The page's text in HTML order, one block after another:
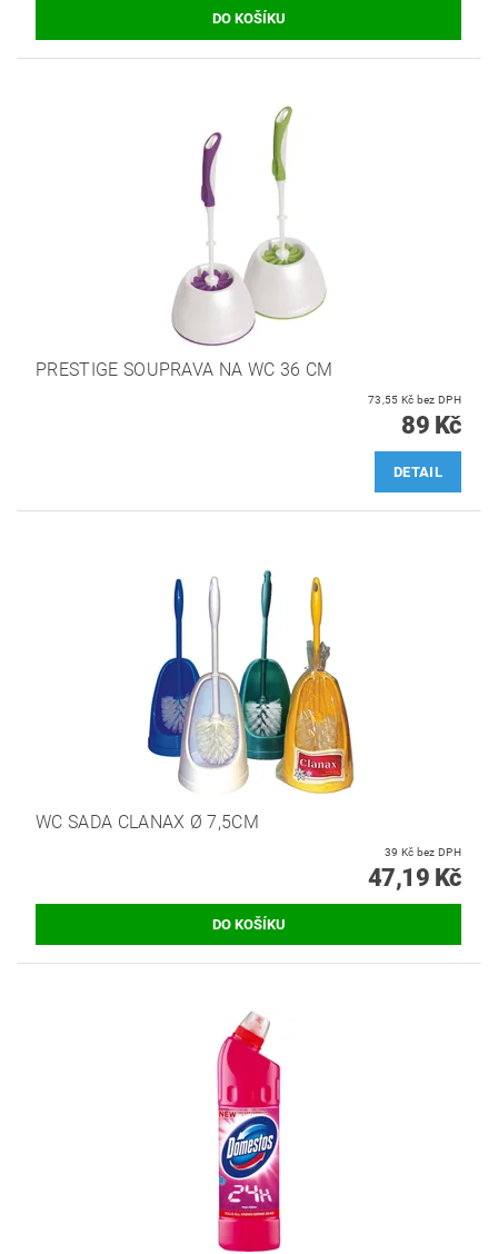
PRESTIGE SOUPRAVA NA WC 36 CM
73,55 Kč bez DPH
89 Kč
DETAIL
WC SADA CLANAX Ø 7,5CM
39 Kč bez DPH
47,19 Kč